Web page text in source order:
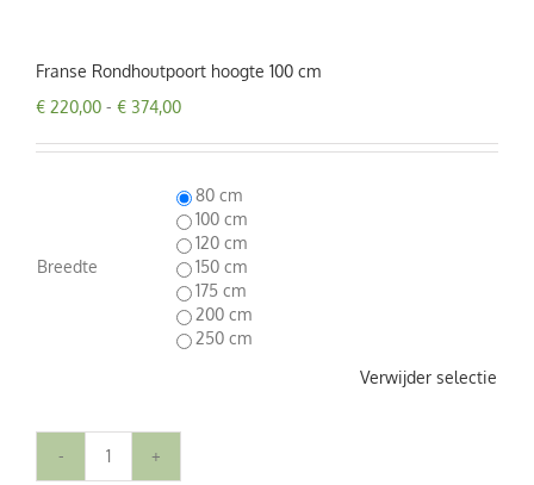
Franse Rondhoutpoort hoogte 100 cm
€ 220,00 - € 374,00Prijsklasse:
tot
Breedte
80 cm
100 cm
120 cm
150 cm
175 cm
200 cm
250 cm
Verwijder selectie
Franse